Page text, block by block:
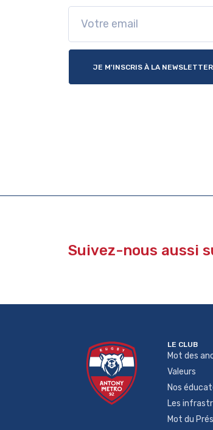
JE M'INSCRIS À LA NEWSLETTER
Suivez-nous aussi
LE CLUB
Mot des
Valeurs
Nos
Les
Mot du